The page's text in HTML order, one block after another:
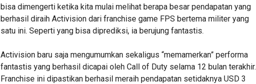
bisa dimengerti ketika kita mulai melihat berapa besar pendapatan yang
berhasil diraih Activision dari franchise game FPS bertema militer yang
satu ini. Seperti yang bisa diprediksi, ia berujung fantastis.
Activision baru saja mengumumkan sekaligus “memamerkan” performa
fantastis yang berhasil dicapai oleh Call of Duty selama 12 bulan terakhir.
Franchise ini dipastikan berhasil meraih pendapatan setidaknya USD 3